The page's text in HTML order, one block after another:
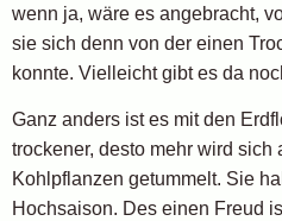
wenn ja, wäre es angebracht,
sie sich denn von der einen
konnte. Vielleicht gibt es da
Ganz anders ist es mit den
trockener, desto mehr wird sich
Kohlpflanzen getummelt. Sie
Hochsaison. Des einen Freud